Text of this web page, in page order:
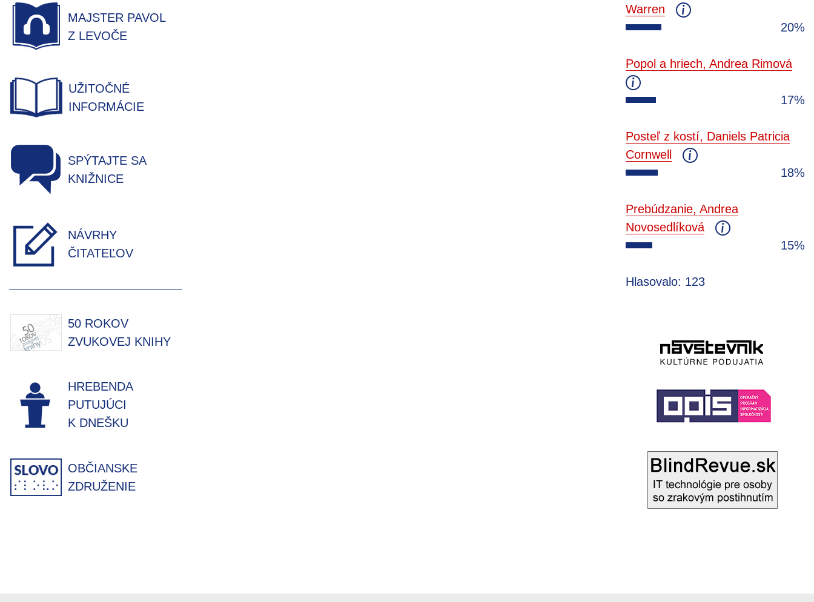
MAJSTER PAVOL
Z LEVOČE
UŽITOČNÉ
INFORMÁCIE
SPÝTAJTE SA
KNIŽNICE
NÁVRHY
ČITATEĽOV
50 ROKOV
ZVUKOVEJ KNIHY
HREBENDA
PUTUJÚCI
K DNEŠKU
OBČIANSKE
ZDRUŽENIE
Warren
20%
Popol a hriech, Andrea Rimová
17%
Posteľ z kostí, Daniels Patricia
Cornwell
18%
Prebúdzanie, Andrea
Novosedlíková
15%
Hlasovalo: 123